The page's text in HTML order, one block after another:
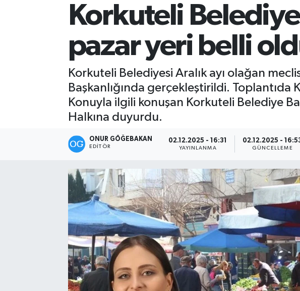
Korkuteli
pazar yeri belli
Korkuteli Belediyesi Aralık ayı olağan
Başkanlığında gerçekleştirildi.
Konuyla ilgili konuşan Korkuteli Belediye
Halkına duyurdu.
ONUR GÖĞEBAKAN
EDITÖR
02.12.2025 - 16:31
YAYINLANMA
02.12.2025 -
GÜNCELLEME
Kültür-Sanat
Özel haberler